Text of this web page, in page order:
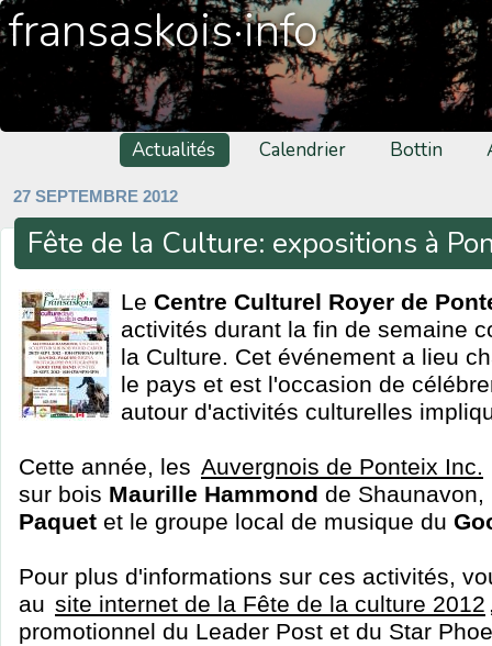
fransaskois·info
Actualités Calendrier Bottin
27 SEPTEMBRE 2012
Fête de la Culture: expositions à
Le Centre Culturel Royer de
activités durant la fin de semaine
la Culture. Cet événement a lieu
le pays et est l'occasion de
autour d'activités culturelles
Cette année, les Auvergnois de Ponteix Inc.
sur bois Maurille Hammond de
Paquet et le groupe local de musique du
Pour plus d'informations sur ces activités,
au site internet de la Fête de la culture 2012
promotionnel du Leader Post et du Star